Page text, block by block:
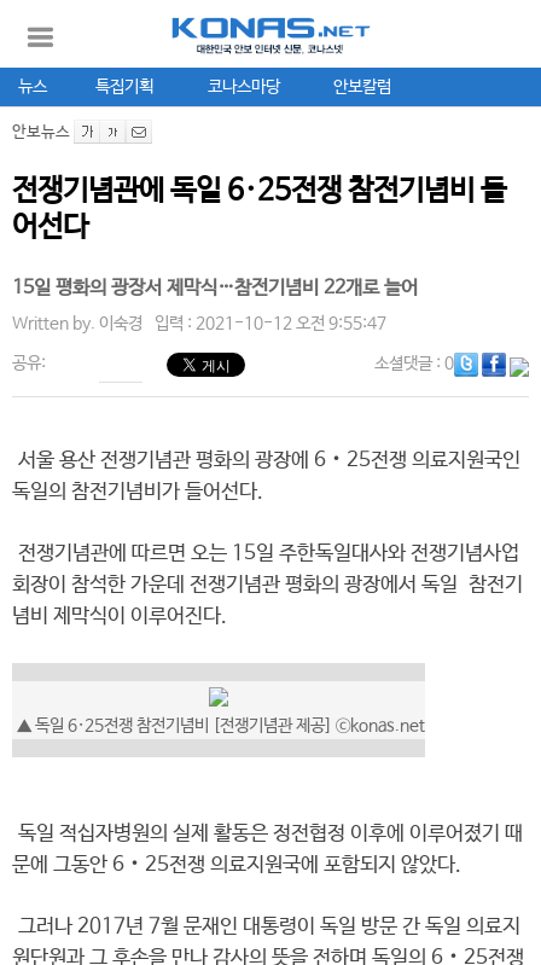
뉴스 특집기획 코나스마당 안보칼럼
안보뉴스
전쟁기념관에 독일 6·25전쟁 참전기념비 들
어선다
15일 평화의 광장서 제막식…참전기념비 22개로 늘어
Written by. 이숙경 입력 : 2021-10-12 오전 9:55:47
공유: 소셜댓글: 0
서울 용산 전쟁기념관 평화의 광장에 6‧25전쟁 의료지원국인
독일의 참전기념비가 들어선다.
전쟁기념관에 따르면 오는 15일 주한독일대사와 전쟁기념사업
회장이 참석한 가운데 전쟁기념관 평화의 광장에서 독일 참전기
념비 제막식이 이루어진다.
▲ 독일 6·25전쟁 참전기념비 [전쟁기념관 제공] ⓒkonas.net
독일 적십자병원의 실제 활동은 정전협정 이후에 이루어졌기 때
문에 그동안 6‧25전쟁 의료지원국에 포함되지 않았다.
그러나 2017년 7월 문재인 대통령이 독일 방문 간 독일 의료지
원단원과 그 후손을 만나 감사의 뜻을 전하며 독일의 6‧25전쟁